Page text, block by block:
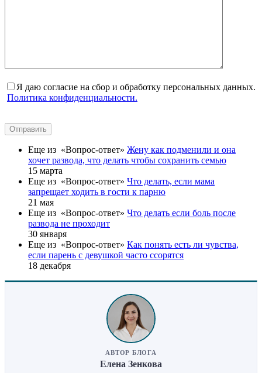
Я даю согласие на сбор и обработку персональных данных.
Политика конфиденциальности.
Отправить
Еще из «Вопрос-ответ» Жену как подменили и она
хочет развода, что делать чтобы сохранить семью
15 марта
Еще из «Вопрос-ответ» Что делать, если мама
запрещает ходить в гости к парню
21 мая
Еще из «Вопрос-ответ» Что делать если боль после
развода не проходит
30 января
Еще из «Вопрос-ответ» Как понять есть ли чувства,
если парень с девушкой часто ссорятся
18 декабря
АВТОР БЛОГА
Елена Зенкова